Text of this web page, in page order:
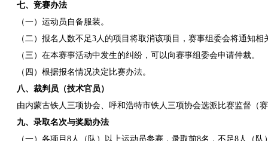
七、竞赛办法
（一）运动员自备服装。
（二）报名人数不足3人的项目将取消该项目，赛事组委会将通知
（三）在本赛事活动中发生的纠纷，可以向赛事组委会申请仲裁。
（四）根据报名情况决定比赛办法。
八、裁判员（技术官员）
由内蒙古铁人三项协会、呼和浩特市铁人三项协会选派比赛监督（
九、录取名次与奖励办法
（一）各项目8人（队）以上运动员参赛，录取前8名，不足8人（队